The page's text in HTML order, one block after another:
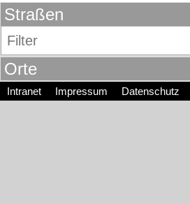
Straßen
Adolph-Menzel-Weg
Agricolastraße (GWG)
Orte
BERNSDORF
Intranet Impressum Datenschutz